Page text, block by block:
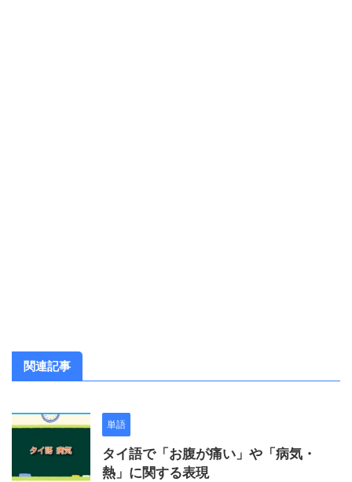
関連記事
単語
タイ語で「お腹が痛い」や「病気・
熱」に関する表現